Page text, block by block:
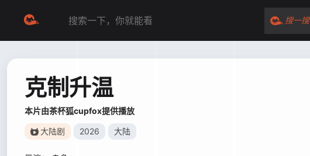
搜一搜
克制升温
本片由茶杯狐cupfox提供播放
大陆剧 2026 大陆